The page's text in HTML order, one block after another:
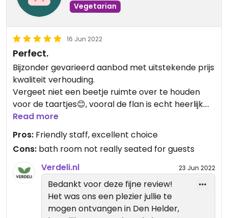
Vegetarian
16 Jun 2022
Perfect.
Bijzonder gevarieerd aanbod met uitstekende prijs
kwaliteit verhouding.
Vergeet niet een beetje ruimte over te houden
voor de taartjes😊, vooral de flan is echt heerlijk.
Als we weer in den Helder zijn, gaan we er zeker
weer naar toe✔
Read more
Pros: Friendly staff, excellent choice
Cons: bath room not really seated for guests
Verdeli.nl
23 Jun 2022
Bedankt voor deze fijne review!
Het was ons een plezier jullie te
mogen ontvangen in Den Helder,